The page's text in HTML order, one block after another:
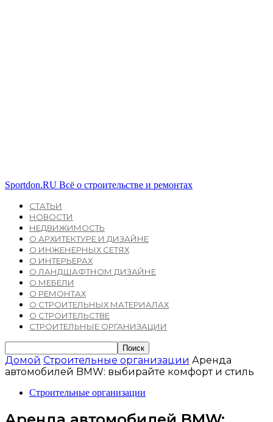
Sportdon.RU Всё о строительстве и ремонтах
СТАТЬИ
НОВОСТИ
НЕДВИЖИМОСТЬ
О АРХИТЕКТУРЕ И ДИЗАЙНЕ
О ИНЖЕНЕРНЫХ СЕТЯХ
О ИНТЕРЬЕРАХ
О ЛАНДШАФТНОМ ДИЗАЙНЕ
О МЕБЕЛИ
О РЕМОНТАХ
О СТРОИТЕЛЬНЫХ МАТЕРИАЛАХ
О СТРОИТЕЛЬСТВЕ
СТРОИТЕЛЬНЫЕ ОРГАНИЗАЦИИ
Домой Строительные организации Аренда
автомобилей BMW: выбирайте комфорт и стиль
Строительные организации